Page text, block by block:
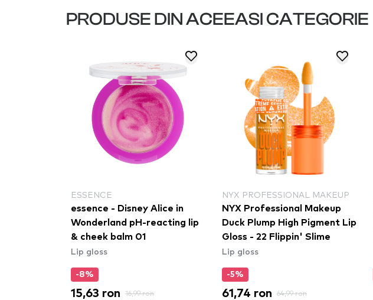
PRODUSE DIN ACEEASI CATEGORIE
ESSENCE
essence - Disney Alice in
Wonderland pH-reacting lip
& cheek balm 01
Lip gloss
-8%
15,63 ron 16,99 ron
NYX PROFESSIONAL MAKEUP
NYX Professional Makeup
Duck Plump High Pigment Lip
Gloss - 22 Flippin' Slime
Lip gloss
-5%
61,74 ron 64,99 ron